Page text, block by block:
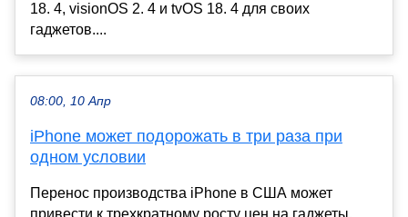
18. 4, visionOS 2. 4 и tvOS 18. 4 для своих
гаджетов....
08:00, 10 Апр
iPhone может подорожать в три раза при
одном условии
Перенос производства iPhone в США может